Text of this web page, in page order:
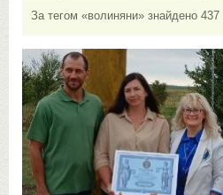
За тегом «волиняни» знайдено 437